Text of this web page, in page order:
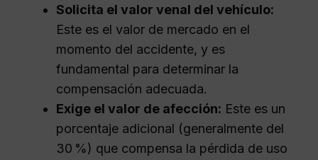
Solicita el valor venal del vehículo:
Este es el valor de mercado en el
momento del accidente, y es
fundamental para determinar la
compensación adecuada.
Exige el valor de afección: Este es un
porcentaje adicional (generalmente del
30 %) que compensa la pérdida de uso